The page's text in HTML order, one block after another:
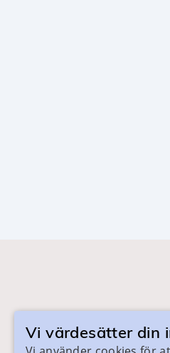
Vi värdesätter din